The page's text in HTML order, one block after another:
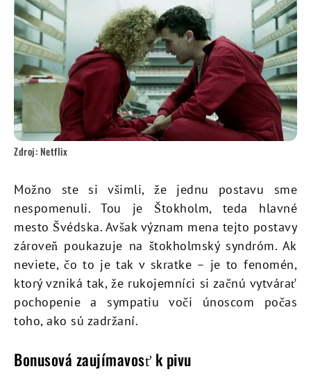
Zdroj: Netflix
Možno ste si všimli, že jednu postavu sme
nespomenuli. Tou je Štokholm, teda hlavné
mesto Švédska. Avšak význam mena tejto postavy
zároveň poukazuje na štokholmský syndróm. Ak
neviete, čo to je tak v skratke – je to fenomén,
ktorý vzniká tak, že rukojemníci si začnú vytvárať
pochopenie a sympatiu voči únoscom počas
toho, ako sú zadržaní.
Bonusová zaujímavosť k pivu